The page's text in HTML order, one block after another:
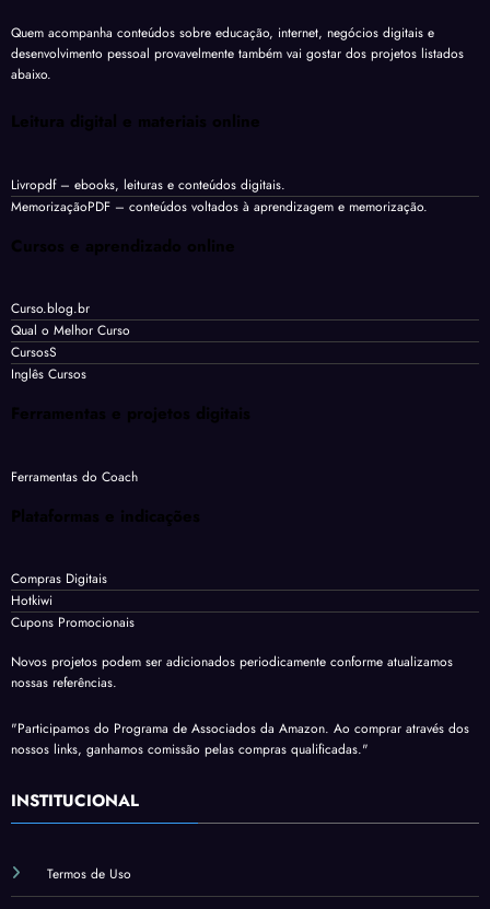
Quem acompanha conteúdos sobre educação, internet, negócios digitais e
desenvolvimento pessoal provavelmente também vai gostar dos projetos listados
abaixo.
Leitura digital e materiais online
Livropdf– ebooks, leituras e conteúdos digitais.
MemorizaçãoPDF – conteúdos voltados à aprendizagem e memorização.
Cursos e aprendizado online
Curso.blog.br
Qual o Melhor Curso
CursosS
Inglês Cursos
Ferramentas e projetos digitais
Ferramentas do Coach
Plataformas e indicações
Compras Digitais
Hotkiwi
Cupons Promocionais
Novos projetos podem ser adicionados periodicamente conforme atualizamos
nossas referências.
"Participamos do Programa de Associados da Amazon. Ao comprar através dos
nossos links, ganhamos comissão pelas compras qualificadas."
INSTITUCIONAL
Termos de Uso